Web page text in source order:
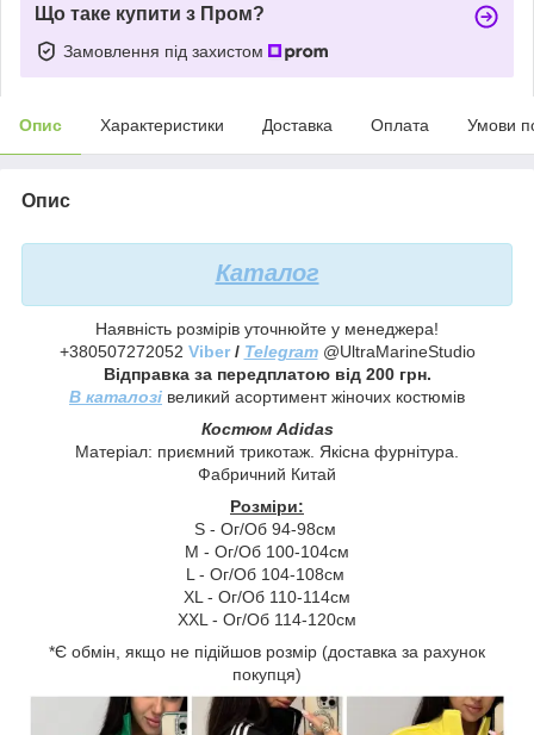
Що таке купити з Пром?
Замовлення під захистом
Опис Характеристики Доставка Оплата Умови
Опис
Каталог
Наявність розмірів уточнюйте у менеджера!
+380507272052 Viber/ Telegram@UltraMarineStudio
Відправка за передплатою від 200 грн.
В каталозі великий асортимент жіночих костюмів
Костюм Adidas
Матеріал: приємний трикотаж. Якісна фурнітура.
Фабричний Китай
Розміри:
S - Ог/Об 94-98см
М - Ог/Об 100-104см
L - Ог/Об 104-108см
XL - Ог/Об 110-114см
XХL - Ог/Об 114-120см
*Є обмін, якщо не підійшов розмір (доставка за рахунок
покупця)